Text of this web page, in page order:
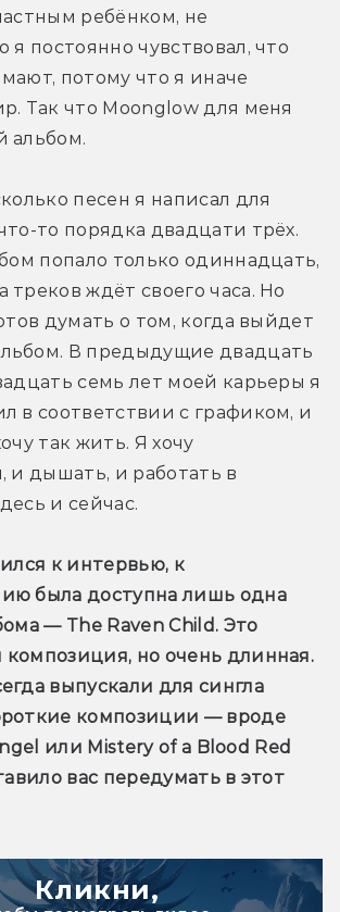
ребёнком, не
я постоянно чувствовал, что
потому что я иначе
Так что Moonglow для меня
альбом.
песен я написал для
то порядка двадцати трёх.
попало только одиннадцать,
ждёт своего часа. Но
думать о том, когда выйдет
В предыдущие двадцать
семь лет моей карьеры я
в соответствии с графиком, и
так жить. Я хочу
и дышать, и работать в
и сейчас.
к интервью, к
была доступна лишь одна
— The Raven Child. Это
но очень длинная.
выпускали для сингла
композиции — вроде
или Mistery of a Blood Red
вас передумать в этот
Кликни,